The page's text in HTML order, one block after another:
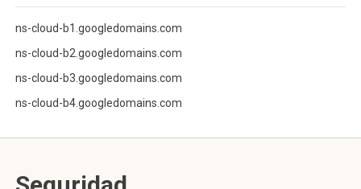
ns-cloud-b1.googledomains.com
ns-cloud-b2.googledomains.com
ns-cloud-b3.googledomains.com
ns-cloud-b4.googledomains.com